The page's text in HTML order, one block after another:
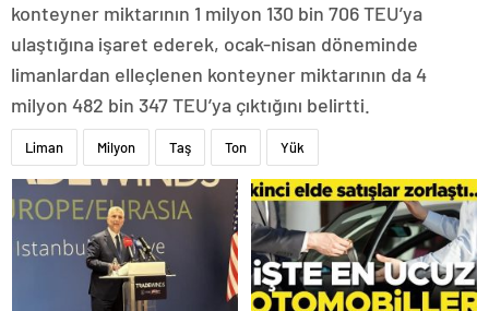
konteyner miktarının 1 milyon 130 bin 706 TEU’ya
ulaştığına işaret ederek, ocak-nisan döneminde
limanlardan elleçlenen konteyner miktarının da 4
milyon 482 bin 347 TEU’ya çıktığını belirtti.
Liman Milyon Taş Ton Yük